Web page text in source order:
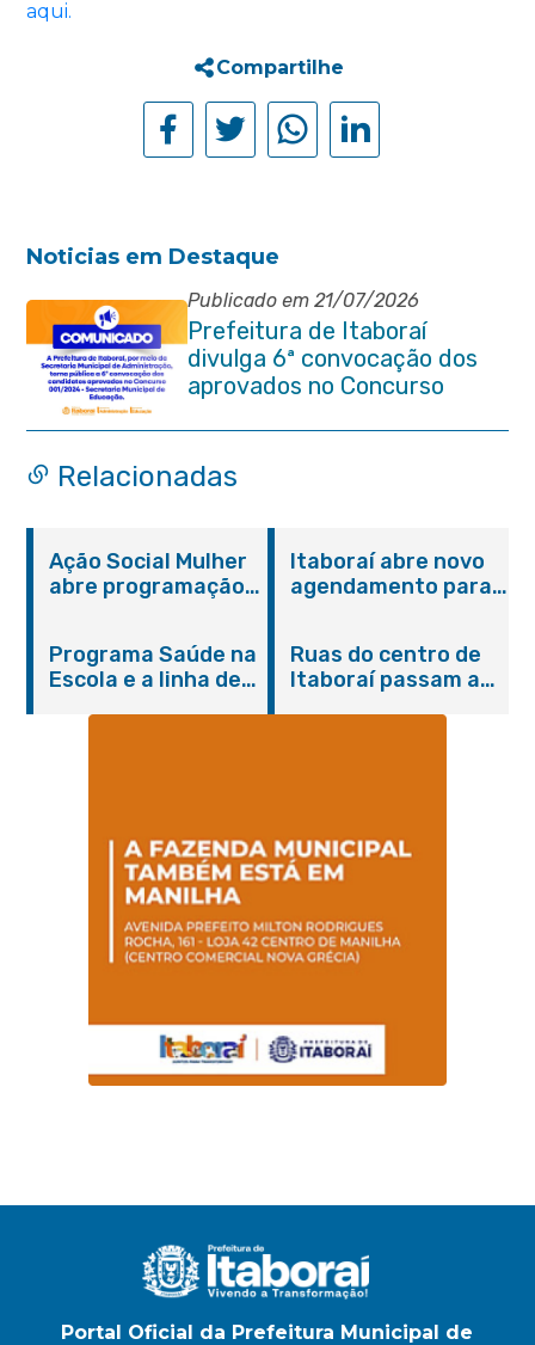
aqui.
Compartilhe
Noticias em Destaque
Publicado em 21/07/2026
Prefeitura de Itaboraí
divulga 6ª convocação dos
aprovados no Concurso
Educação
Relacionadas
Ação Social Mulher
abre programação
serviços gratuitos e
orientações
Itaboraí abre novo
agendamento para
Programa Saúde na
Escola e a linha de
Magalhães Seabra
Ruas do centro de
Itaboraí passam a
Portal Oficial da Prefeitura Municipal de